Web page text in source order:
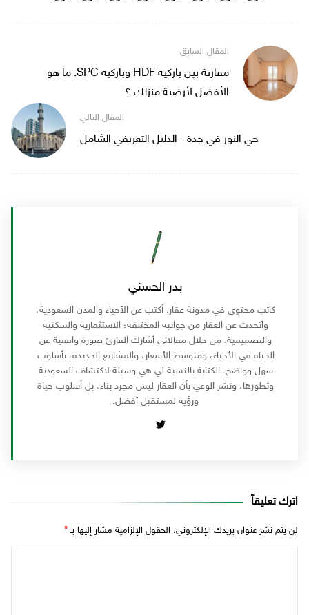
مقارنة بين باركيه HDF وباركيه SPC: ما هو
الأفضل لأرضية منزلك ؟
حي النور في جدة - الدليل التعريفي الشامل
بدر الحسني
كاتب محتوى في مدونة عقار. أكتب عن الأحياء والمدن السعودية،
وأتحدث عن العقار من جوانبه المختلفة؛ الاستثمارية والسكنية
والتصميمية. من خلال مقالاتي أشارك القارئ صورة واقعية عن
الحياة في الأحياء، ومتوسط الأسعار، والمشاريع الجديدة، بأسلوب
سهل وواضح. الكتابة بالنسبة لي هي وسيلة لاكتشاف السعودية
وتطورها، ونشر الوعي بأن العقار ليس مجرد بناء، بل أسلوب حياة
ورؤية لمستقبل أفضل.
اترك تعليقاً
لن يتم نشر عنوان بريدك الإلكتروني. الحقول الإلزامية مشار إليها بـ*